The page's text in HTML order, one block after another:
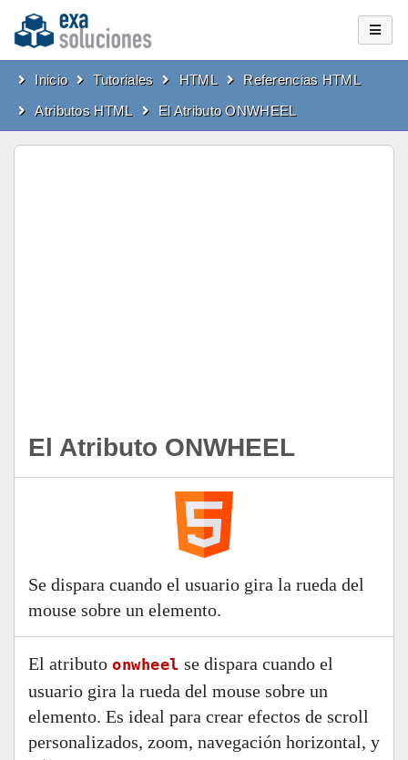
Inicio Tutoriales HTML
Referencias HTML
Atributos HTML
El Atributo ONWHEEL
El Atributo ONWHEEL
Se dispara cuando el usuario gira la rueda del
mouse sobre un elemento.
El atributo onwheel se dispara cuando el
usuario gira la rueda del mouse sobre un
elemento. Es ideal para crear efectos de scroll
personalizados, zoom, navegación horizontal, y